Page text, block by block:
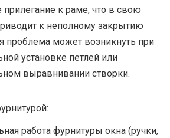
прилегание к раме, что в свою
к неполному закрытию
проблема может возникнуть при
установке петлей или
выравнивании створки.
работа фурнитуры окна (ручки,